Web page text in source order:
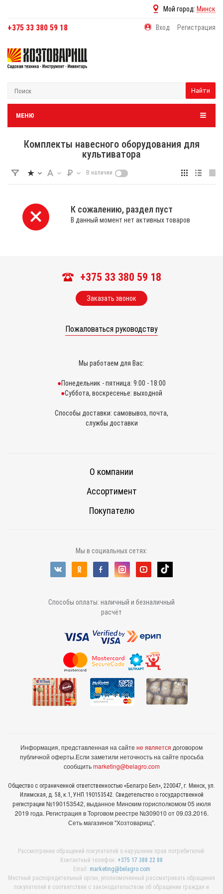
Мой город: Минск
+375 33 380 59 18 Вход Регистрация
Найти
МЕНЮ
Комплекты навесного оборудования для
культиватора
В наличии
К сожалению, раздел пуст
В данный момент нет активных товаров
+375 33 380 59 18
Заказать звонок
Пожаловаться руководству
Мы работаем для Вас:
Понедельник - пятница: 9:00 - 18:00
Суббота, воскресенье: выходной
Способы доставки: самовывоз, почта,
службы доставки
О компании
Ассортимент
Покупателю
Мы в социальных сетях:
Способы оплаты: наличный и безналичный
расчёт
Информация, представленная на сайте не является договором
публичной оферты.Если заметили неточность на сайте просьба
сообщитьmarketing@belagro.com
Общество с ограниченной ответственностью «Белагро Бел», 220047, г. Минск, ул.
Илимская, д. 58, к.1, УНП 190153542. Свидетельство о государственной
регистрации №190153542, выданное Минcким горисполкомом 05 июля
2019 года. Регистрация в Торговом реестре №309010 от 09.03.2016.
Сеть магазинов "Хозтоварищ".
Рассмотрение обращений покупателей о нарушении прав потребителей:
Контактный телефон: +375 17 388 22 88
Email: marketing@belagro.com
Местный распорядительный орган, уполномоченный рассматривать обращения
покупателей в соответствии с законодательством об обращении граждан и